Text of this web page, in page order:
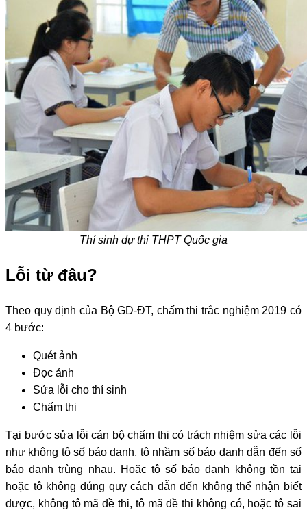
Thí sinh dự thi THPT Quốc gia
Lỗi từ đâu?
Theo quy định của Bộ GD-ĐT, chấm thi trắc nghiệm 2019 có
4 bước:
Quét ảnh
Đọc ảnh
Sửa lỗi cho thí sinh
Chấm thi
Tại bước sửa lỗi cán bộ chấm thi có trách nhiệm sửa các lỗi
như không tô số báo danh, tô nhầm số báo danh dẫn đến số
báo danh trùng nhau. Hoặc tô số báo danh không tồn tại
hoặc tô không đúng quy cách dẫn đến không thể nhận biết
được, không tô mã đề thi, tô mã đề thi không có, hoặc tô sai